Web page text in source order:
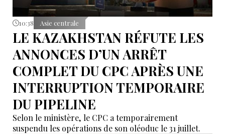
10:38 Asie centrale
LE KAZAKHSTAN RÉFUTE LES
ANNONCES D’UN ARRÊT
COMPLET DU CPC APRÈS UNE
INTERRUPTION TEMPORAIRE
DU PIPELINE
Selon le ministère, le CPC a temporairement
suspendu les opérations de son oléoduc le 31 juillet.